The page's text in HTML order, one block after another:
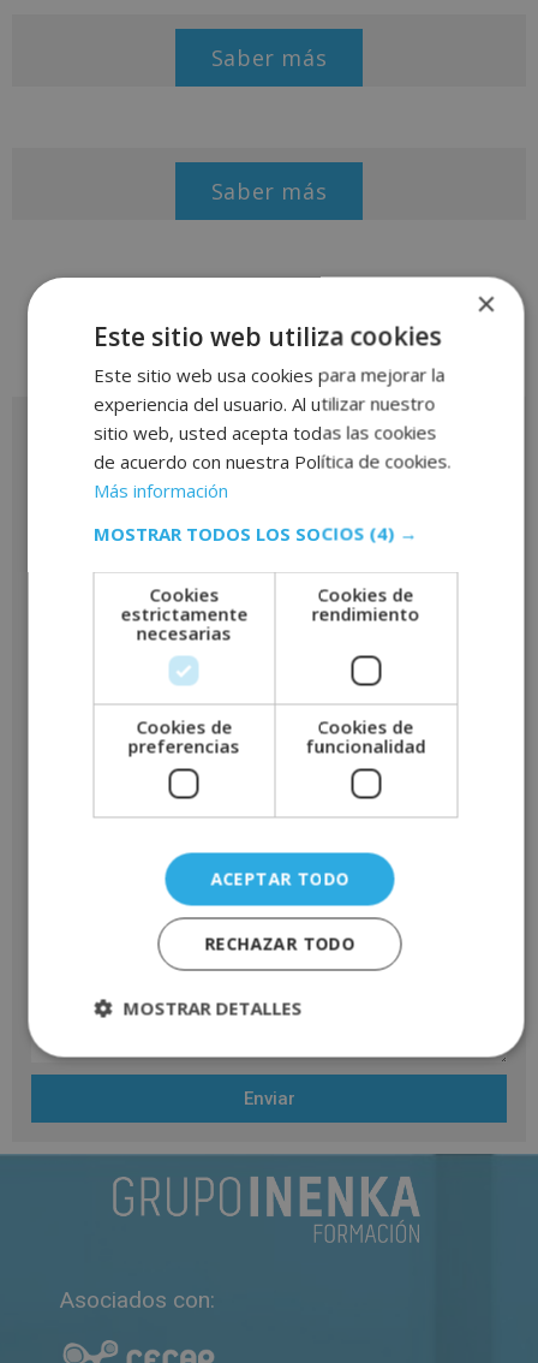
Saber más
Saber más
Solicita más información
Enviar
Asociados con:
×
Este sitio web utiliza cookies
Este sitio web usa cookies para mejorar la
experiencia del usuario. Al utilizar nuestro
sitio web, usted acepta todas las cookies
de acuerdo con nuestra Política de cookies.
Más información
MOSTRAR TODOS LOS SOCIOS (4) →
Cookies
estrictamente
necesarias
Cookies de
rendimiento
Cookies de
preferencias
Cookies de
funcionalidad
ACEPTAR TODO
RECHAZAR TODO
MOSTRAR DETALLES